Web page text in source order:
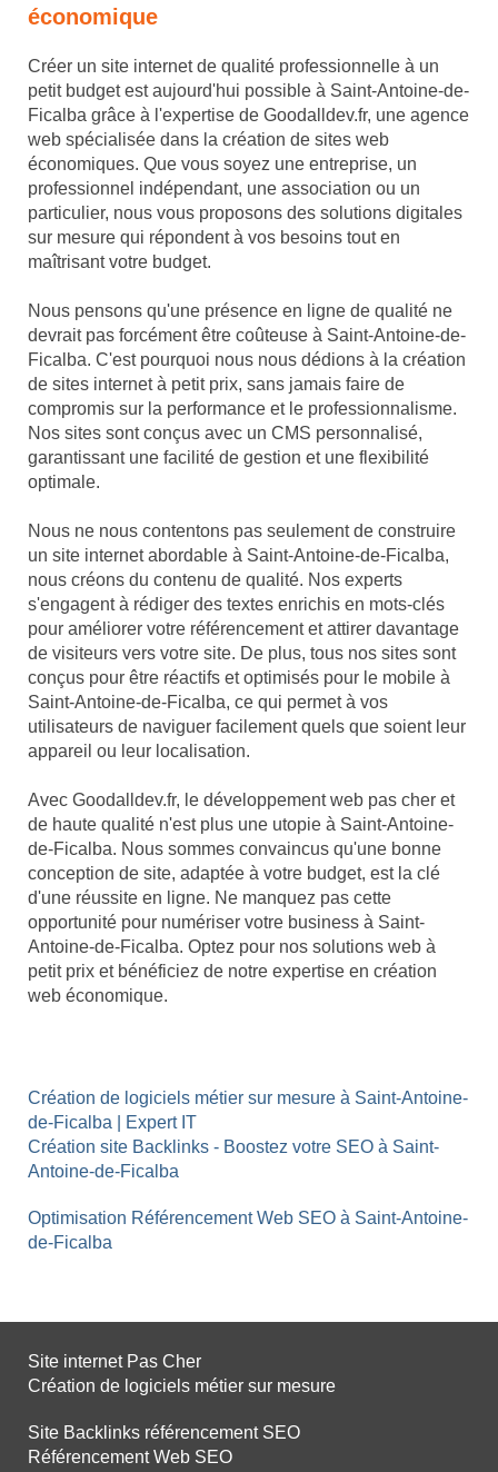
économique
Créer un site internet de qualité professionnelle à un
petit budget est aujourd'hui possible à Saint-Antoine-de-
Ficalba grâce à l'expertise de Goodalldev.fr, une agence
web spécialisée dans la création de sites web
économiques. Que vous soyez une entreprise, un
professionnel indépendant, une association ou un
particulier, nous vous proposons des solutions digitales
sur mesure qui répondent à vos besoins tout en
maîtrisant votre budget.
Nous pensons qu'une présence en ligne de qualité ne
devrait pas forcément être coûteuse à Saint-Antoine-de-
Ficalba. C'est pourquoi nous nous dédions à la création
de sites internet à petit prix, sans jamais faire de
compromis sur la performance et le professionnalisme.
Nos sites sont conçus avec un CMS personnalisé,
garantissant une facilité de gestion et une flexibilité
optimale.
Nous ne nous contentons pas seulement de construire
un site internet abordable à Saint-Antoine-de-Ficalba,
nous créons du contenu de qualité. Nos experts
s'engagent à rédiger des textes enrichis en mots-clés
pour améliorer votre référencement et attirer davantage
de visiteurs vers votre site. De plus, tous nos sites sont
conçus pour être réactifs et optimisés pour le mobile à
Saint-Antoine-de-Ficalba, ce qui permet à vos
utilisateurs de naviguer facilement quels que soient leur
appareil ou leur localisation.
Avec Goodalldev.fr, le développement web pas cher et
de haute qualité n'est plus une utopie à Saint-Antoine-
de-Ficalba. Nous sommes convaincus qu'une bonne
conception de site, adaptée à votre budget, est la clé
d'une réussite en ligne. Ne manquez pas cette
opportunité pour numériser votre business à Saint-
Antoine-de-Ficalba. Optez pour nos solutions web à
petit prix et bénéficiez de notre expertise en création
web économique.
Création de logiciels métier sur mesure à Saint-Antoine-
de-Ficalba | Expert IT
Création site Backlinks - Boostez votre SEO à Saint-
Antoine-de-Ficalba
Optimisation Référencement Web SEO à Saint-Antoine-
de-Ficalba
Site internet Pas Cher
Création de logiciels métier sur mesure
Site Backlinks référencement SEO
Référencement Web SEO